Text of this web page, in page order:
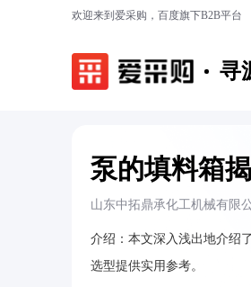
欢迎来到爱采购，百度旗下B2B平台
寻
泵的填料箱
山东中拓鼎承化工机械有限
介绍： 本文深入浅出地介绍
选型提供实用参考。